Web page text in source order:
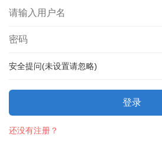
安全提问(未设置请忽略)
登录
还没有注册？